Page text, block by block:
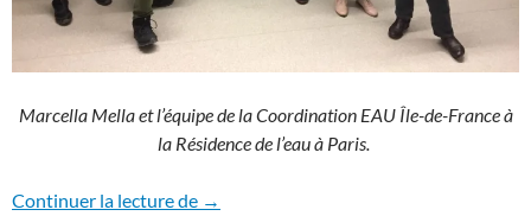
Marcella Mella et l’équipe de la Coordination EAU Île-de-France à
la Résidence de l’eau à Paris.
Continuer la lecture de Chili – La coordination No Alto Maipo
→